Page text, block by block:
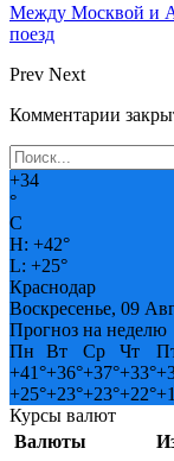
Между Москвой и
поезд
Prev Next
Комментарии
+34
°
C
H: +42°
L: +25°
Краснодар
Воскресенье, 09
Прогноз на неделю
Пн
Вт Ср Чт
+41°+36°+37°+33°+
+25°+23°+23°+22°+
Курсы валют
Валюты